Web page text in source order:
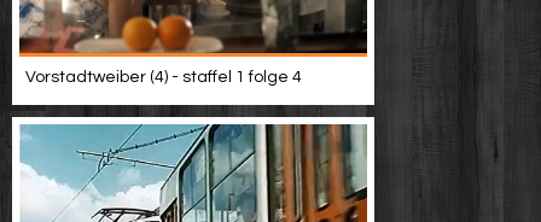
Vorstadtweiber (4) - staffel 1 folge 4